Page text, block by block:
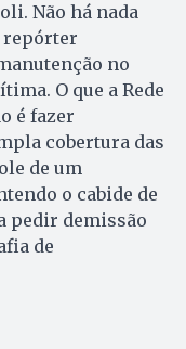
Não há nada
repórter
no
O que a Rede
é fazer
cobertura das
de um
o cabide de
pedir demissão
de